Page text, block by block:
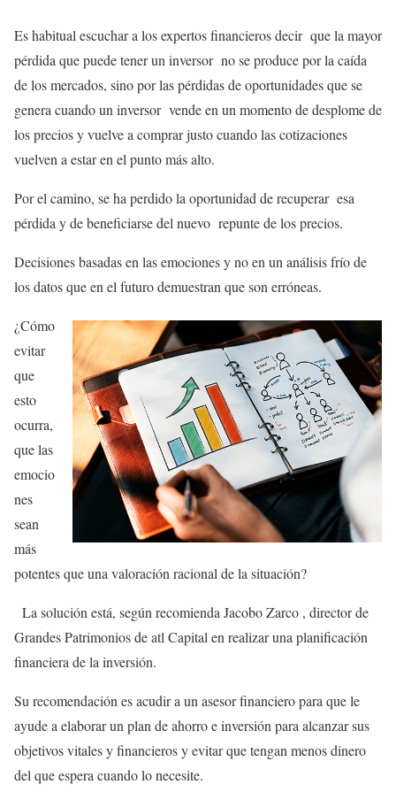
Es habitual escuchar a los expertos financieros decir que la mayor
pérdida que puede tener un inversor no se produce por la caída
de los mercados, sino por las pérdidas de oportunidades que se
genera cuando un inversor vende en un momento de desplome de
los precios y vuelve a comprar justo cuando las cotizaciones
vuelven a estar en el punto más alto.
Por el camino, se ha perdido la oportunidad de recuperar esa
pérdida y de beneficiarse del nuevo repunte de los precios.
Decisiones basadas en las emociones y no en un análisis frío de
los datos que en el futuro demuestran que son erróneas.
¿Cómo
evitar
que
esto
ocurra,
que las
emocio
nes
sean
más
potentes que una valoración racional de la situación?
La solución está, según recomienda Jacobo Zarco , director de
Grandes Patrimonios de atl Capital en realizar una planificación
financiera de la inversión.
Su recomendación es acudir a un asesor financiero para que le
ayude a elaborar un plan de ahorro e inversión para alcanzar sus
objetivos vitales y financieros y evitar que tengan menos dinero
del que espera cuando lo necesite.